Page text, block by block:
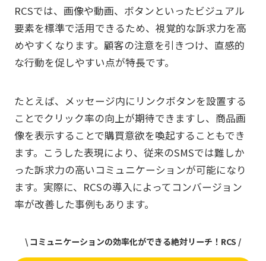
RCSでは、画像や動画、ボタンといったビジュアル
要素を標準で活用できるため、視覚的な訴求力を高
めやすくなります。顧客の注意を引きつけ、直感的
な行動を促しやすい点が特長です。
たとえば、メッセージ内にリンクボタンを設置する
ことでクリック率の向上が期待できますし、商品画
像を表示することで購買意欲を喚起することもでき
ます。こうした表現により、従来のSMSでは難しか
った訴求力の高いコミュニケーションが可能になり
ます。実際に、RCSの導入によってコンバージョン
率が改善した事例もあります。
\ コミュニケーションの効率化ができる絶対リーチ！RCS /